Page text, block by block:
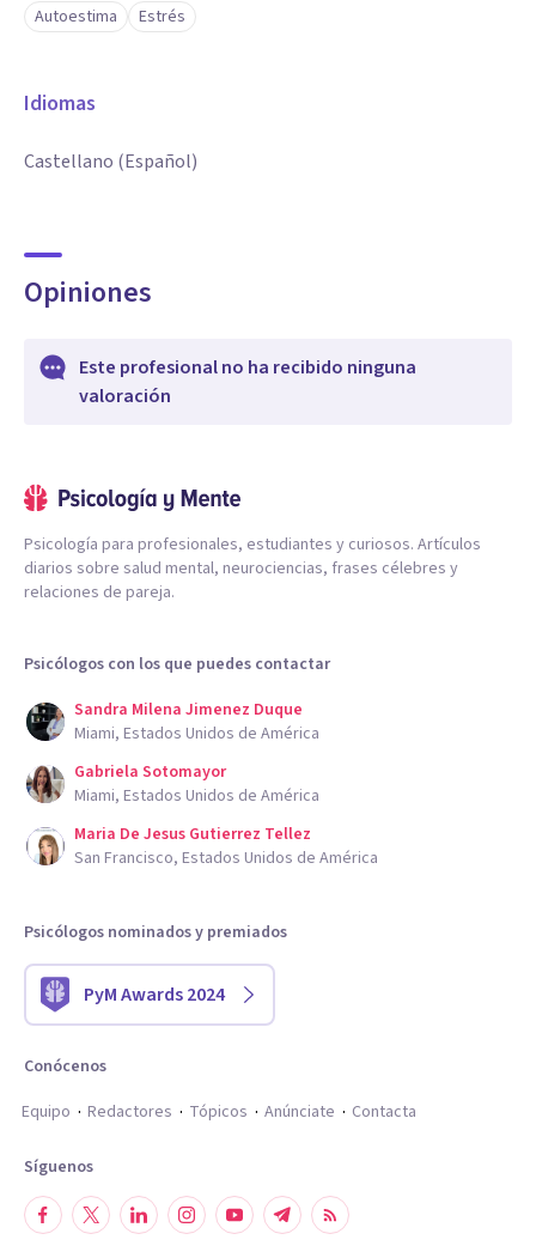
Autoestima Estrés
Idiomas
Castellano (Español)
Opiniones
Este profesional no ha recibido ninguna
valoración
Psicología para profesionales, estudiantes y curiosos. Artículos
diarios sobre salud mental, neurociencias, frases célebres y
relaciones de pareja.
Psicólogos con los que puedes contactar
Sandra Milena Jimenez Duque
Miami, Estados Unidos de América
Gabriela Sotomayor
Miami, Estados Unidos de América
Maria De Jesus Gutierrez Tellez
San Francisco, Estados Unidos de América
Psicólogos nominados y premiados
PyM Awards 2024
Conócenos
Equipo
Redactores Tópicos Anúnciate Contacta
Síguenos